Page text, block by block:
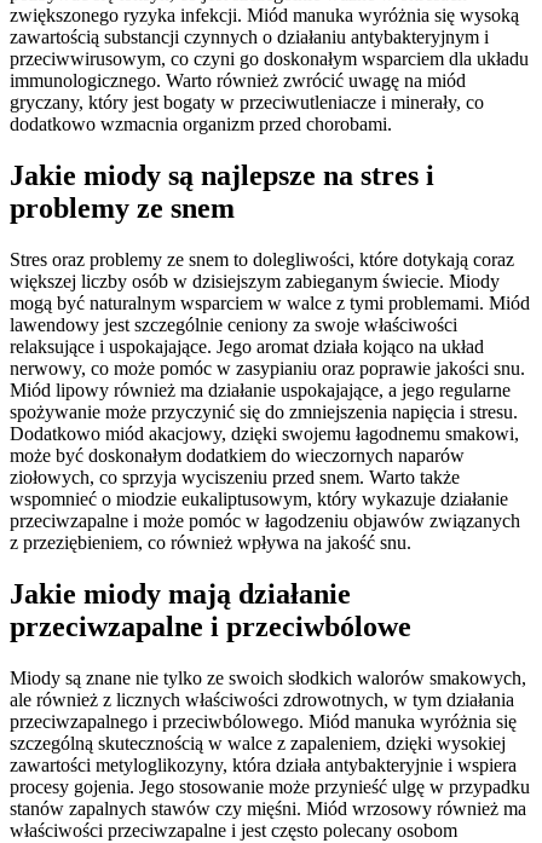
zwiększonego ryzyka infekcji. Miód manuka wyróżnia się wysoką
zawartością substancji czynnych o działaniu antybakteryjnym i
przeciwwirusowym, co czyni go doskonałym wsparciem dla układu
immunologicznego. Warto również zwrócić uwagę na miód
gryczany, który jest bogaty w przeciwutleniacze i minerały, co
dodatkowo wzmacnia organizm przed chorobami.
Jakie miody są najlepsze na stres i
problemy ze snem
Stres oraz problemy ze snem to dolegliwości, które dotykają coraz
większej liczby osób w dzisiejszym zabieganym świecie. Miody
mogą być naturalnym wsparciem w walce z tymi problemami. Miód
lawendowy jest szczególnie ceniony za swoje właściwości
relaksujące i uspokajające. Jego aromat działa kojąco na układ
nerwowy, co może pomóc w zasypianiu oraz poprawie jakości snu.
Miód lipowy również ma działanie uspokajające, a jego regularne
spożywanie może przyczynić się do zmniejszenia napięcia i stresu.
Dodatkowo miód akacjowy, dzięki swojemu łagodnemu smakowi,
może być doskonałym dodatkiem do wieczornych naparów
ziołowych, co sprzyja wyciszeniu przed snem. Warto także
wspomnieć o miodzie eukaliptusowym, który wykazuje działanie
przeciwzapalne i może pomóc w łagodzeniu objawów związanych
z przeziębieniem, co również wpływa na jakość snu.
Jakie miody mają działanie
przeciwzapalne i przeciwbólowe
Miody są znane nie tylko ze swoich słodkich walorów smakowych,
ale również z licznych właściwości zdrowotnych, w tym działania
przeciwzapalnego i przeciwbólowego. Miód manuka wyróżnia się
szczególną skutecznością w walce z zapaleniem, dzięki wysokiej
zawartości metyloglikozyny, która działa antybakteryjnie i wspiera
procesy gojenia. Jego stosowanie może przynieść ulgę w przypadku
stanów zapalnych stawów czy mięśni. Miód wrzosowy również ma
właściwości przeciwzapalne i jest często polecany osobom